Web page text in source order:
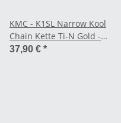
KMC - K1SL Narrow Kool
Chain Kette Ti-N Gold -
3/32"
37,90 € *